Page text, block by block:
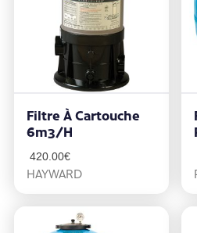
Filtre À Cartouche
6m3/h
420.00€
HAYWARD